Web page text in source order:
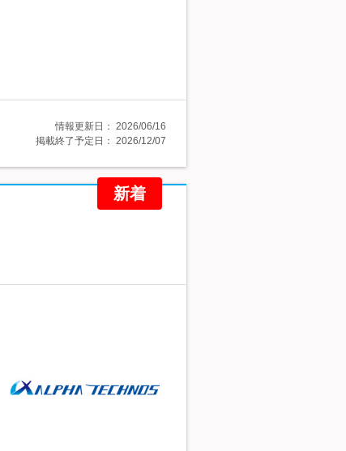
情報更新日： 2026/06/16
掲載終了予定日： 2026/12/07
新着